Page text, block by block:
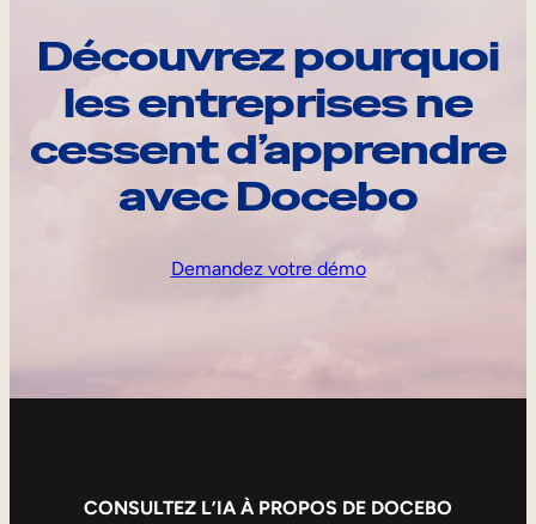
Découvrez pourquoi
les entreprises ne
cessent d’apprendre
avec Docebo
Demandez votre démo
CONSULTEZ L’IA À PROPOS DE DOCEBO